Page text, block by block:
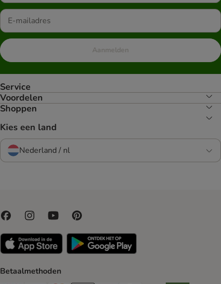
Aanmelden
Service
Voordelen
Shoppen
Kies een land
Nederland / nl
Betaalmethoden